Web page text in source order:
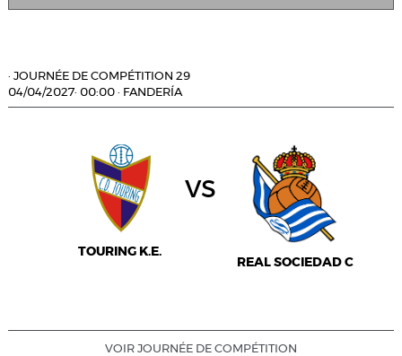
· JOURNÉE DE COMPÉTITION 29
04/04/2027· 00:00 · FANDERÍA
TOURING K.E.
vs
REAL SOCIEDAD C
VOIR JOURNÉE DE COMPÉTITION